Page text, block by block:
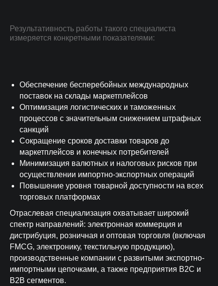
Комплексное сопровождение
От ежедневных отчетов до системы
адаптации и KPI
Результативность работы такого специалиста
измеряется конкретными показателями:
Обеспечение бесперебойных международных
поставок на склады маркетплейсов
Оптимизация логистических и таможенных
процессов с значительным снижением штрафных
санкций
Сокращение сроков доставки товаров до
маркетплейсов и конечных потребителей
Минимизация валютных и налоговых рисков при
осуществлении импортно-экспортных операций
Повышение уровня товарной доступности на всех
торговых платформах
Отраслевая специализация охватывает широкий
спектр направлений: электронная коммерция и
дистрибуция, розничная и оптовая торговля (включая
FMCG, электронику, текстильную продукцию),
производственные компании с развитыми экспортно-
импортными цепочками, а также предприятия B2C и
B2B сегментов.
О КОМПАНИИ
среднее время
закрытия вакансии
7 дней
50 000
проверенных
специалистов в базе
3-ий день
на 3-ий день уже
первые кандидаты
до 45%
экономия на ФОТ благодаря
найму из регионов